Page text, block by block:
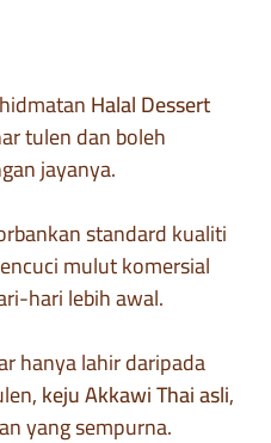
Halal Dessert
tulen dan boleh
jayanya.
standard kualiti
mulut komersial
hari lebih awal.
hanya lahir daripada
keju Akkawi Thai asli,
yang sempurna.